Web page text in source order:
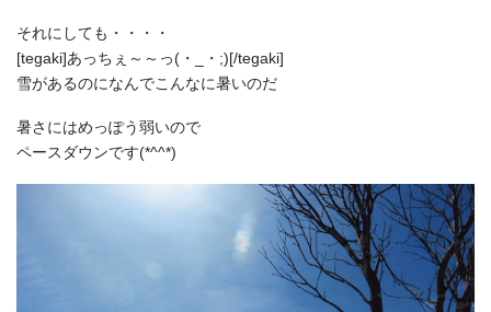
それにしても・・・・
[tegaki]あっちぇ～～っ(・_・;)[/tegaki]
雪があるのになんでこんなに暑いのだ
暑さにはめっぽう弱いので
ペースダウンです(*^^*)